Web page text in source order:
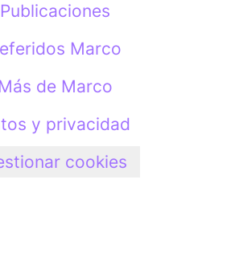
Publicaciones
Marco
Más de Marco
y privacidad
cookies